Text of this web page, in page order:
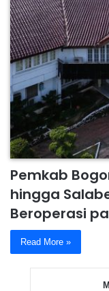
Pemkab
hingga
Beroperasi
Read More »